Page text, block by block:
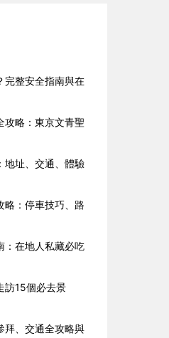
完整安全指南與在
攻略：東京文青聖
地址、交通、體驗
略：停車技巧、路
：在地人私藏必吃
訪15個必去景
拜、交通全攻略與